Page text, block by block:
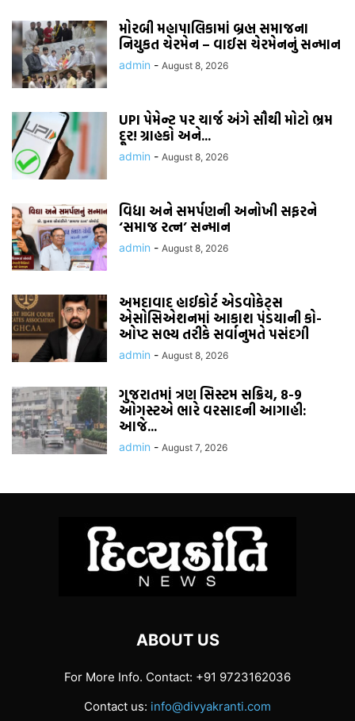
મોરબી મહાપાલિકામાં બ્રહ્મ સમાજના
નિયુકત ચેરમેન – વાઈસ ચેરમેનનું સન્માન
admin - August 8, 2026
UPI પેમેન્ટ પર ચાર્જ અંગે સૌથી મોટો ભ્રમ
દૂર! ગ્રાહકો અને...
admin - August 8, 2026
વિદ્યા અને સમર્પણની અનોખી સફરને
‘સમાજ રત્ન’ સન્માન
admin - August 8, 2026
અમદાવાદ હાઈકોર્ટ એડવોકેટ્સ
એસોસિએશનમાં આકાશ પંડયાની કો-
ઓપ્ટ સભ્ય તરીકે સર્વાનુમતે પસંદગી
admin - August 8, 2026
ગુજરાતમાં ત્રણ સિસ્ટમ સક્રિય, 8-9
ઓગસ્ટએ ભારે વરસાદની આગાહી:
આજે...
admin - August 7, 2026
ABOUT US
For More Info. Contact: +91 9723162036
Contact us: info@divyakranti.com